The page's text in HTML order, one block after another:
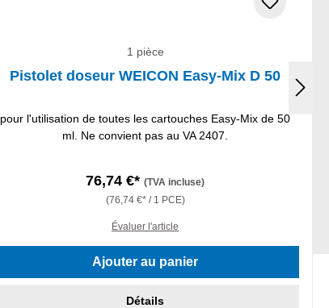
1 pièce
Pistolet doseur WEICON Easy-Mix D 50
pour l'utilisation de toutes les cartouches Easy-Mix de 50
ml. Ne convient pas au VA 2407.
76,74 €*(TVA incluse)
(76,74 €* / 1 PCE)
Évaluer l'article
Ajouter au panier
Détails